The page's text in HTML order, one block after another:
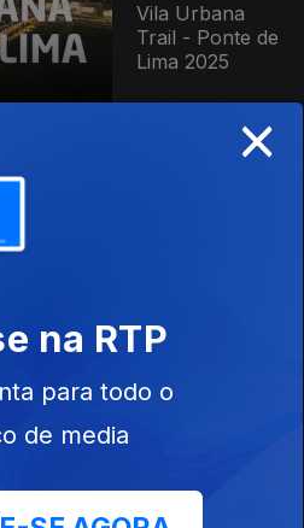
Vila Urbana
Trail - Ponte de
Lima 2025
×
na RTP
para todo o
de media